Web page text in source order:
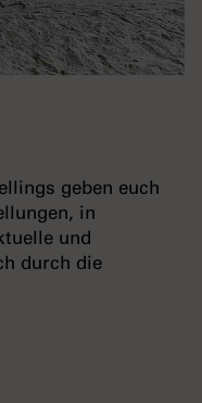
geben euch
in
und
durch die